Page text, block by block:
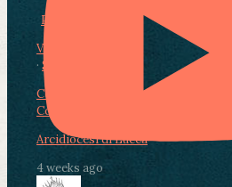
Photo
View on Facebook
· Share
Condividi su Facebook
Condividi su LinkedIn
Arcidiocesi di Lucca
4 weeks ago